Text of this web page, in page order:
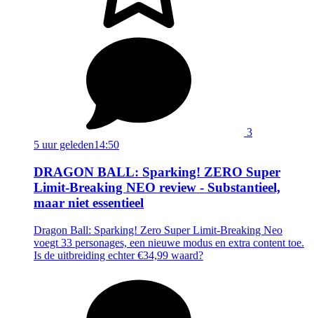
3
5 uur geleden14:50
DRAGON BALL: Sparking! ZERO Super
Limit-Breaking NEO review - Substantieel,
maar niet essentieel
Dragon Ball: Sparking! Zero Super Limit-Breaking Neo
voegt 33 personages, een nieuwe modus en extra content toe.
Is de uitbreiding echter €34,99 waard?